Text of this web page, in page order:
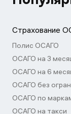
Страхование
Полис ОСАГО
ОСАГО на 3
ОСАГО на 6
ОСАГО без
ОСАГО по
ОСАГО на такси